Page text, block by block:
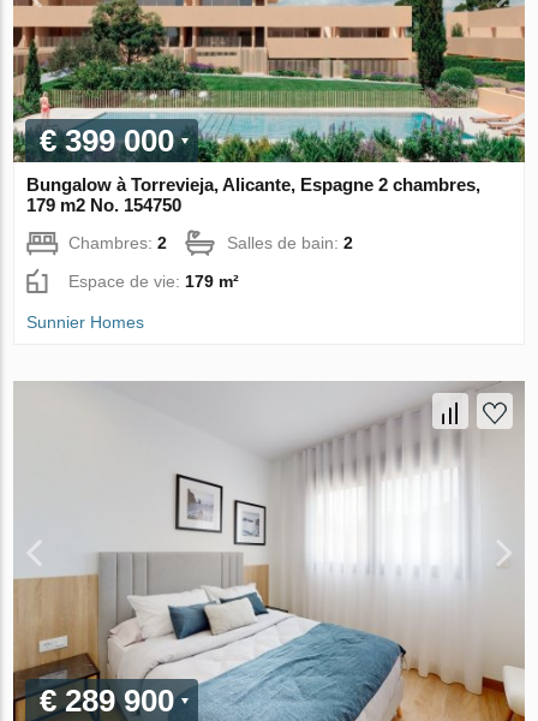
€ 399 000
Bungalow à Torrevieja, Alicante, Espagne 2 chambres,
179 m2 No. 154750
Chambres:2 Salles de bain:2
Espace de vie:179 m²
Sunnier Homes
€ 289 900